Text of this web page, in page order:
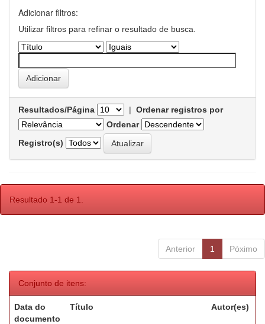
Adicionar filtros:
Utilizar filtros para refinar o resultado de busca.
Resultados/Página | Ordenar registros por
Ordenar
Registro(s)
Resultado 1-1 de 1.
Anterior 1 Póximo
Conjunto de itens:
Data do
documento
Título Autor(es)